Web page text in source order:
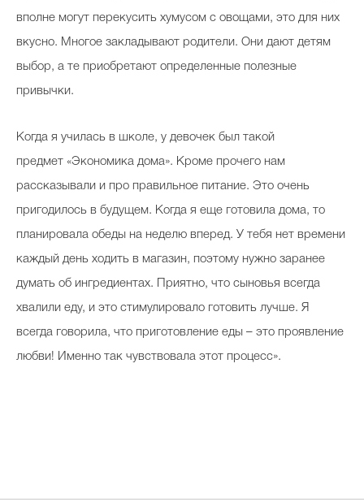
вполне могут перекусить хумусом с овощами, это для них
вкусно. Многое закладывают родители. Они дают детям
выбор, а те приобретают определенные полезные
привычки.
Когда я училась в школе, у девочек был такой
предмет «Экономика дома». Кроме прочего нам
рассказывали и про правильное питание. Это очень
пригодилось в будущем. Когда я еще готовила дома, то
планировала обеды на неделю вперед. У тебя нет времени
каждый день ходить в магазин, поэтому нужно заранее
думать об ингредиентах. Приятно, что сыновья всегда
хвалили еду, и это стимулировало готовить лучше. Я
всегда говорила, что приготовление еды – это проявление
любви! Именно так чувствовала этот процесс».